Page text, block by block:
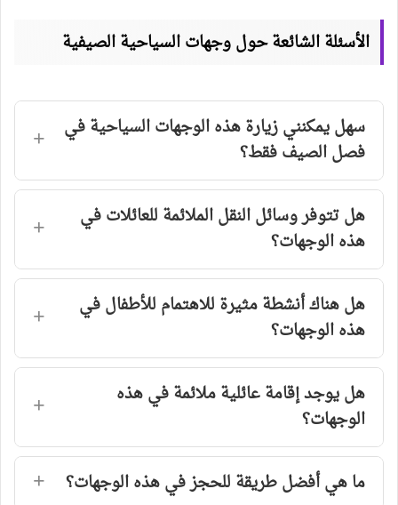
الأسئلة الشائعة حول وجهات السياحية الصيفية
سهل يمكنني زيارة هذه الوجهات السياحية في
فصل الصيف فقط؟
هل تتوفر وسائل النقل الملائمة للعائلات في
هذه الوجهات؟
هل هناك أنشطة مثيرة للاهتمام للأطفال في
هذه الوجهات؟
هل يوجد إقامة عائلية ملائمة في هذه
الوجهات؟
ما هي أفضل طريقة للحجز في هذه الوجهات؟